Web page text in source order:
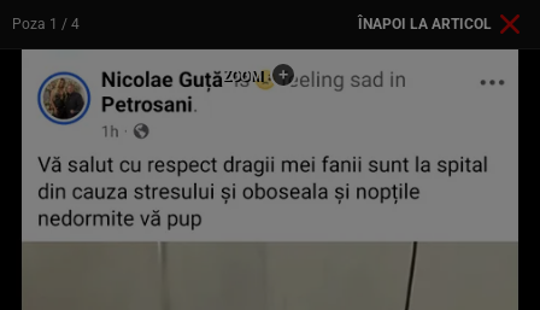
Poza 1 / 4 ÎNAPOI LA ARTICOL